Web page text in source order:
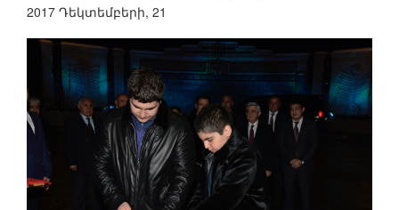
2017 Դեկտեմբերի, 21